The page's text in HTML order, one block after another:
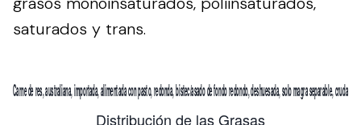
saturados y trans.